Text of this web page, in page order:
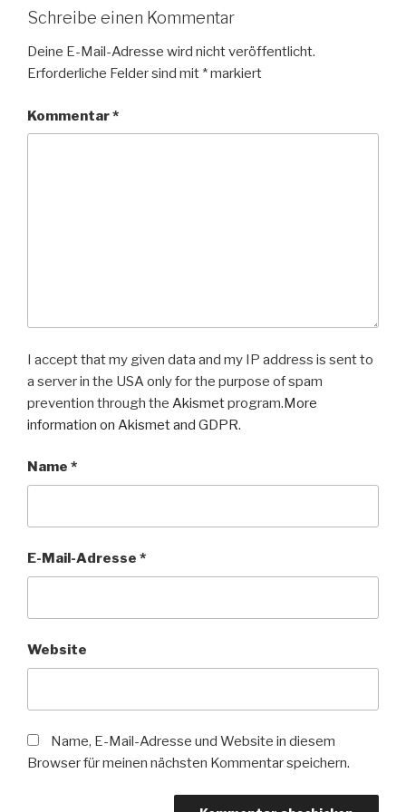
Schreibe einen Kommentar
Deine E-Mail-Adresse wird nicht veröffentlicht.
Erforderliche Felder sind mit *markiert
Kommentar*
I accept that my given data and my IP address is sent to
a server in the USA only for the purpose of spam
prevention through the Akismetprogram.More
information on Akismet and GDPR.
Name *
E-Mail-Adresse *
Website
Name, E-Mail-Adresse und Website in diesem
Browser für meinen nächsten Kommentar speichern.